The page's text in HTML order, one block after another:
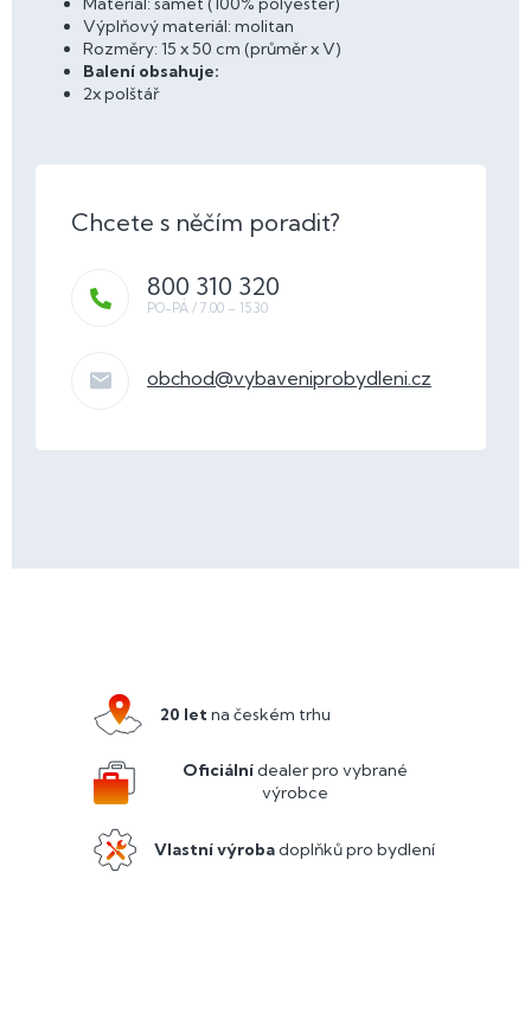
Výplňový materiál: molitan
Rozměry: 15 x 50 cm (průměr x V)
Balení obsahuje:
2x polštář
obchod@vybaveniprobydleni.cz
800 310 320
20 letna českém trhu
Oficiálnídealer pro vybrané
výrobce
Vlastní výrobadoplňků pro bydlení